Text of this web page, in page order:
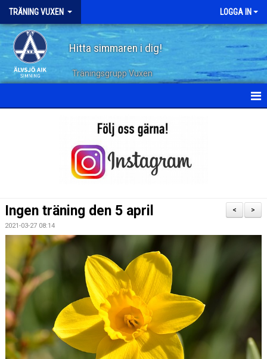
TRÄNING VUXEN LOGGA IN
Hitta simmaren i dig!
Träningsgrupp Vuxen
TERMINSPLANERING
TRÄNINGSPASS
>
<
Ingen träning den 5 april
2021-03-27 08:14